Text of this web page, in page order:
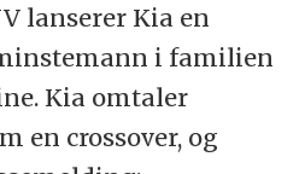
lanserer Kia en
i familien
Kia omtaler
en crossover, og